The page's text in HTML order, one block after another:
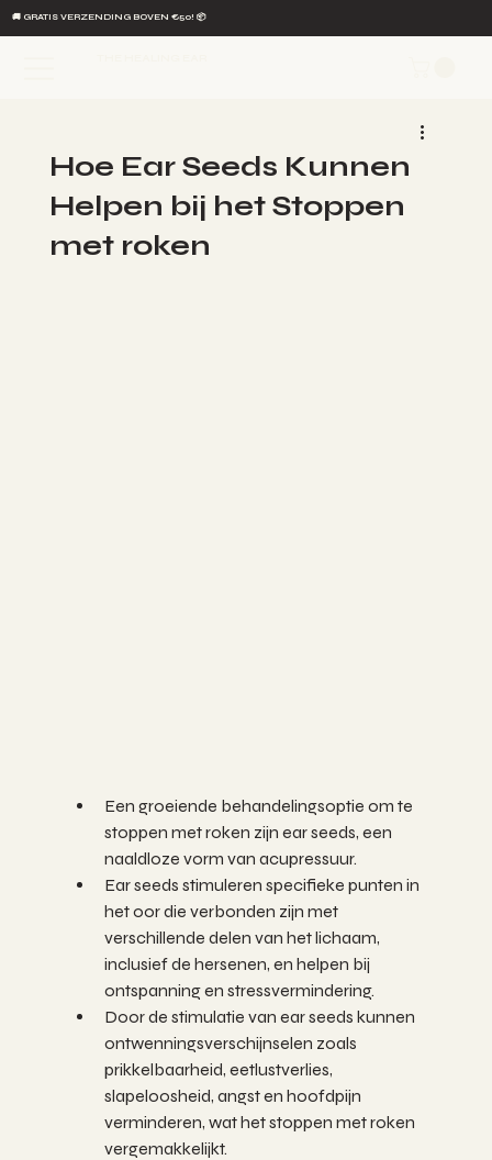
🚚 GRATIS VERZENDING BOVEN €50! 📦
Hoe Ear Seeds Kunnen
Helpen bij het Stoppen
met roken
Een groeiende behandelingsoptie om te
stoppen met roken zijn ear seeds, een
naaldloze vorm van acupressuur.
Ear seeds stimuleren specifieke punten in
het oor die verbonden zijn met
verschillende delen van het lichaam,
inclusief de hersenen, en helpen bij
ontspanning en stressvermindering.
Door de stimulatie van ear seeds kunnen
ontwenningsverschijnselen zoals
prikkelbaarheid, eetlustverlies,
slapeloosheid, angst en hoofdpijn
verminderen, wat het stoppen met roken
vergemakkelijkt.